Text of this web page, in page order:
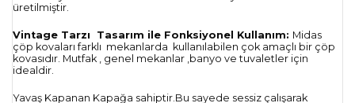
üretilmiştir.
Vintage Tarzı Tasarım ile Fonksiyonel Kullanım: Midas
çöp kovaları farklı mekanlarda kullanılabilen çok amaçlı bir çöp
kovasıdır. Mutfak , genel mekanlar ,banyo ve tuvaletler için
idealdir.
Yavaş Kapanan Kapağa sahiptir.Bu sayede sessiz çalışarak